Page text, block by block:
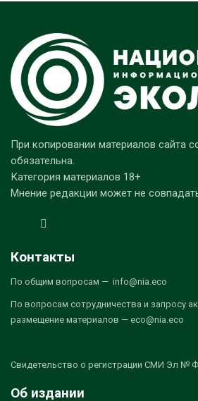
При копировании материалов сайта
обязательна.
Категория материалов 18+
Мнение редакции может не
Контакты
По общим вопросам — info@nia.eco
По вопросам сотрудничества и запросу
размещение материалов — eco@nia.eco
Свидетельство о регистрации СМИ Эл №
Об издании